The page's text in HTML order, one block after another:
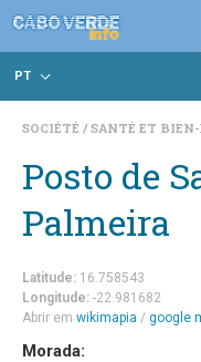
PT
SOCIÉTÉ SANTÉ ET BIEN-
Posto de
Palmeira
Latitude: 16.758543
Longitude: -22.981682
Abrir em wikimapia / google
Morada: